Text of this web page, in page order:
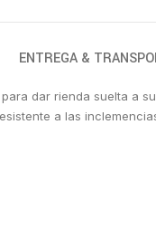
ENTREGA &
dar rienda suelta a
a las